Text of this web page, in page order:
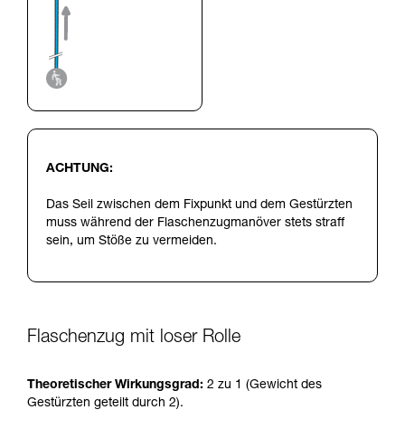
ACHTUNG:
Das Seil zwischen dem Fixpunkt und dem Gestürzten
muss während der Flaschenzugmanöver stets straff
sein, um Stöße zu vermeiden.
Flaschenzug mit loser Rolle
Theoretischer Wirkungsgrad: 2 zu 1 (Gewicht des
Gestürzten geteilt durch 2).